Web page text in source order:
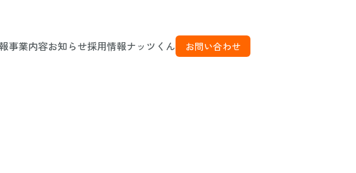
事業内容お知らせ採用情報ナッツくん お問い合わせ